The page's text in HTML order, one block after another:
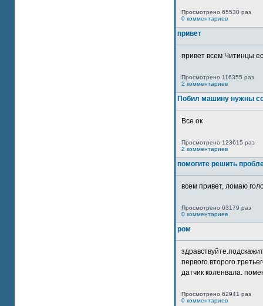
Просмотрено 65530 раз
0 комментариев
привет
привет всем Читинцы
Просмотрено 116355 раз
2 комментариев
Побил машину нужны
Все ок
Просмотрено 123615 раз
2 комментариев
помогите решить
всем привет, ломаю
Просмотрено 63179 раз
0 комментариев
ром
датчик коленвала.
Просмотрено 62941 раз
0 комментариев